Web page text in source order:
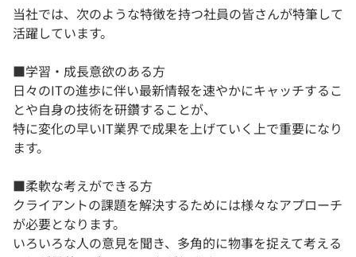
当社では、次のような特徴を持つ社員の皆さんが特筆して
活躍しています。
■学習・成長意欲のある方
日々のITの進歩に伴い最新情報を速やかにキャッチするこ
とや自身の技術を研鑽することが、
特に変化の早いIT業界で成果を上げていく上で重要になり
ます。
■柔軟な考えができる方
クライアントの課題を解決するためには様々なアプローチ
が必要となります。
いろいろな人の意見を聞き、多角的に物事を捉えて考える